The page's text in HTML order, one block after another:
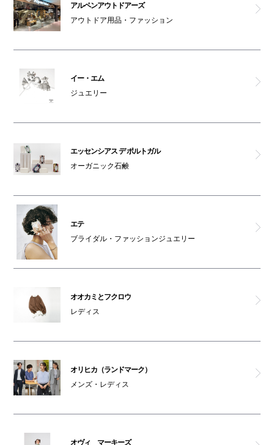
ABCマート
オスメイト対応トイレ(3F)
おむつ替えベッド(3F)
女性専用トイレ(3F)
アルペンアウトドアーズ
アウトドア用品・ファッション
イー・エム
ジュエリー
エッセンシアス デ ポルトガル
オーガニック石鹸
エテ
ブライダル・ファッションジュエリー
オオカミとフクロウ
レディス
オリヒカ（ランドマーク）
メンズ・レディス
オヴィ マーキーズ